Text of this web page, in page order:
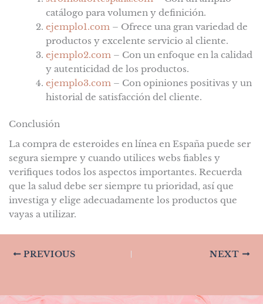
catálogo para volumen y definición.
ejemplo1.com – Ofrece una gran variedad de
productos y excelente servicio al cliente.
ejemplo2.com – Con un enfoque en la calidad
y autenticidad de los productos.
ejemplo3.com – Con opiniones positivas y un
historial de satisfacción del cliente.
Conclusión
La compra de esteroides en línea en España puede ser
segura siempre y cuando utilices webs fiables y
verifiques todos los aspectos importantes. Recuerda
que la salud debe ser siempre tu prioridad, así que
investiga y elige adecuadamente los productos que
vayas a utilizar.
PREVIOUS NEXT